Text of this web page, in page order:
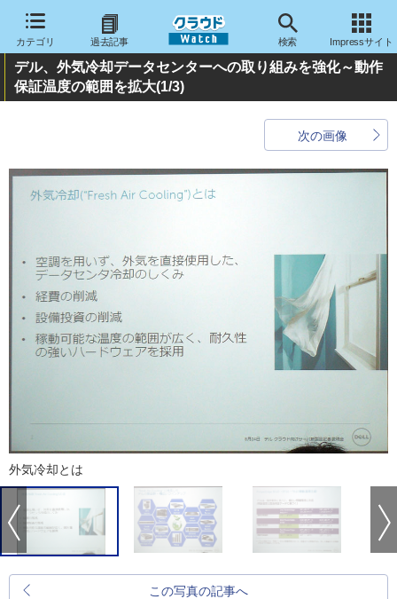
カテゴリ 過去記事 検索 Impressサイト
デル、外気冷却データセンターへの取り組みを強化～動作
保証温度の範囲を拡大(1/3)
次の画像
外気冷却とは
この写真の記事へ